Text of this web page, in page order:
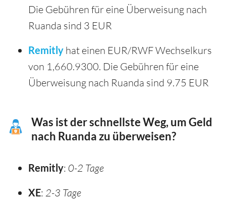
Die Gebühren für eine Überweisung nach
Ruanda sind 3 EUR
Remitly hat einen EUR/RWF Wechselkurs
von 1,660.9300. Die Gebühren für eine
Überweisung nach Ruanda sind 9.75 EUR
Was ist der schnellste Weg, um Geld
nach Ruanda zu überweisen?
Remitly: 0-2 Tage
XE: 2-3 Tage